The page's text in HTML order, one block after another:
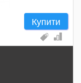
Купити